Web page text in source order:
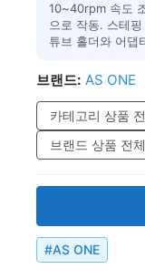
10~40rpm 속도
으로 작동. 스테
튜브 홀더와 어댑
브랜드: AS ONE
카테고리 상품
브랜드 상품 전
#AS ONE